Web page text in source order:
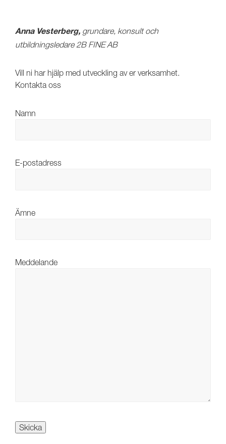
Anna Vesterberg, grundare, konsult och
utbildningsledare 2B FINE AB
Vill ni har hjälp med utveckling av er verksamhet.
Kontakta oss
Namn
E-postadress
Ämne
Meddelande